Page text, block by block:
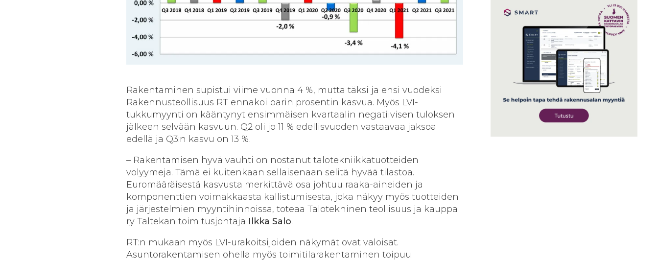
Rakentaminen supistui viime vuonna 4 %, mutta täksi ja ensi vuodeksi
Rakennusteollisuus RT ennakoi parin prosentin kasvua. Myös LVI-
tukkumyynti on kääntynyt ensimmäisen kvartaalin negatiivisen tuloksen
jälkeen selvään kasvuun. Q2 oli jo 11 % edellisvuoden vastaavaa jaksoa
edellä ja Q3:n kasvu on 13 %.
– Rakentamisen hyvä vauhti on nostanut talotekniikkatuotteiden
volyymeja. Tämä ei kuitenkaan sellaisenaan selitä hyvää tilastoa.
Euromääräisestä kasvusta merkittävä osa johtuu raaka-aineiden ja
komponenttien voimakkaasta kallistumisesta, joka näkyy myös tuotteiden
ja järjestelmien myyntihinnoissa, toteaa Talotekninen teollisuus ja kauppa
ry Taltekan toimitusjohtaja Ilkka Salo.
RT:n mukaan myös LVI-urakoitsijoiden näkymät ovat valoisat.
Asuntorakentamisen ohella myös toimitilarakentaminen toipuu.